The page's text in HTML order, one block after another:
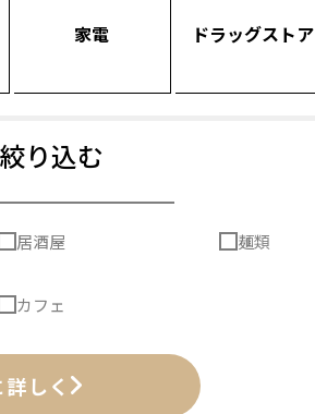
家電 ドラッグストア
り込む
居酒屋 麺類
カフェ
しく